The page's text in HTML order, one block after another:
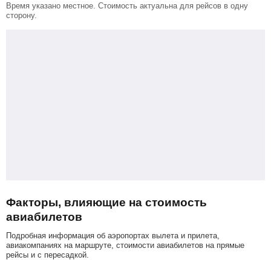
Время указано местное. Стоимость актуальна для рейсов в одну
сторону.
Факторы, влияющие на стоимость
авиабилетов
Подробная информация об аэропортах вылета и прилета,
авиакомпаниях на маршруте, стоимости авиабилетов на прямые
рейсы и с пересадкой.